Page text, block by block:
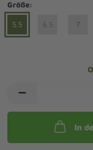
Größe:
5.5 6.5 7
In